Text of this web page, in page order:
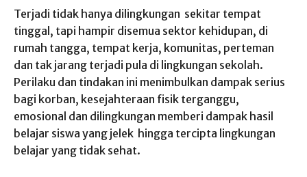
Terjadi tidak hanya dilingkungan sekitar tempat
tinggal, tapi hampir disemua sektor kehidupan, di
rumah tangga, tempat kerja, komunitas, perteman
dan tak jarang terjadi pula di lingkungan sekolah.
Perilaku dan tindakan ini menimbulkan dampak serius
bagi korban, kesejahteraan fisik terganggu,
emosional dan dilingkungan memberi dampak hasil
belajar siswa yang jelek hingga tercipta lingkungan
belajar yang tidak sehat.